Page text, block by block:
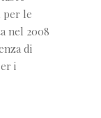
per le
nel 2008
di
i